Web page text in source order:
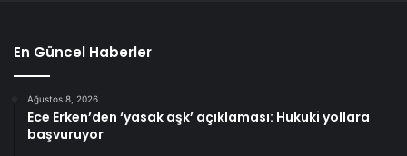
En Güncel Haberler
Ağustos 8, 2026
Ece Erken’den ‘yasak aşk’ açıklaması: Hukuki yollara
başvuruyor